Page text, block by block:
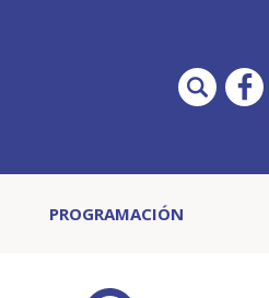
PROGRAMACIÓN